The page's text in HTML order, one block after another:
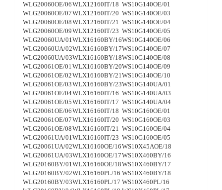
WLG20060OE/06WLX12160IT/18 WS10G140OE/01
WLG20060OE/07WLX12160IT/20 WS10G140OE/03
WLG20060OE/08WLX12160IT/21 WS10G140OE/04
WLG20060OE/09WLX12160IT/23 WS10G140OE/05
WLG20060UA/01WLX16160BY/16WS10G140OE/06
WLG20060UA/02WLX16160BY/17WS10G140OE/07
WLG20060UA/03WLX16160BY/18WS10G140OE/08
WLG20061OE/01WLX16160BY/20WS10G140OE/09
WLG20061OE/02WLX16160BY/21WS10G140OE/10
WLG20061OE/03WLX16160BY/23WS10G140UA/01
WLG20061OE/04WLX16160IT/16 WS10G140UA/03
WLG20061OE/05WLX16160IT/17 WS10G140UA/04
WLG20061OE/06WLX16160IT/18 WS10G160OE/01
WLG20061OE/07WLX16160IT/20 WS10G160OE/03
WLG20061OE/08WLX16160IT/21 WS10G160OE/04
WLG20061UA/01WLX16160IT/23 WS10G160OE/05
WLG20061UA/02WLX16160OE/16WS10X45AOE/18
WLG20061UA/03WLX16160OE/17WS10X460BY/16
WLG20160BY/01WLX16160OE/18WS10X460BY/17
WLG20160BY/02WLX16160PL/16 WS10X460BY/18
WLG20160BY/03WLX16160PL/17 WS10X460PL/16